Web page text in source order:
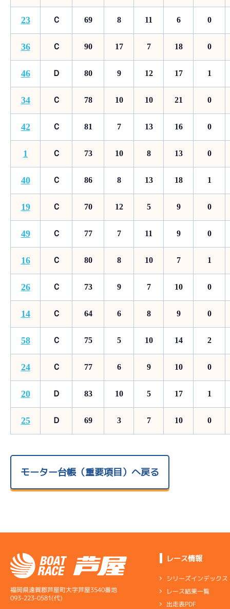
23 Ｃ 69 8 11 6 0
36 Ｃ 90 17 7 18 0
46 Ｄ 80 9 12 17 1
34 Ｃ 78 10 10 21 0
42 Ｃ 81 7 13 16 0
1 Ｃ 73 10 8 13 0
40 Ｃ 86 8 13 18 1
19 Ｃ 70 12 5 9 0
49 Ｃ 77 7 11 9 0
16 Ｃ 80 8 10 7 1
26 Ｃ 73 9 7 10 0
14 Ｃ 64 6 8 9 0
58 Ｃ 75 5 10 14 2
24 Ｃ 77 6 9 10 0
20 Ｄ 83 10 5 17 1
25 Ｄ 69 3 7 10 0
モーター台帳（重要項目）へ戻る
福岡県遠賀郡芦屋町大字芦屋3540番地
093-223-0581(代)
レース情報
シリーズインデックス
レース結果一覧
出走表PDF